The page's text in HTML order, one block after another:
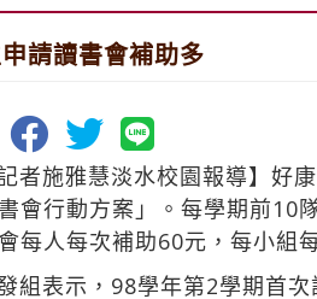
請讀書會補助多
記者施雅慧淡水校園報導】好
會行動方案」。每學期前10
每人每次補助60元，每小組
組表示，98學年第2學期首